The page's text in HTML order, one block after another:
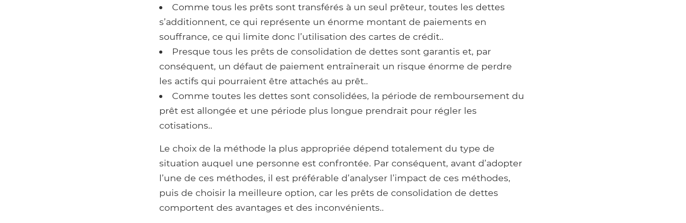
Comme tous les prêts sont transférés à un seul prêteur, toutes les dettes
s’additionnent, ce qui représente un énorme montant de paiements en
souffrance, ce qui limite donc l’utilisation des cartes de crédit..
Presque tous les prêts de consolidation de dettes sont garantis et, par
conséquent, un défaut de paiement entraînerait un risque énorme de perdre
les actifs qui pourraient être attachés au prêt..
Comme toutes les dettes sont consolidées, la période de remboursement du
prêt est allongée et une période plus longue prendrait pour régler les
cotisations..
Le choix de la méthode la plus appropriée dépend totalement du type de
situation auquel une personne est confrontée. Par conséquent, avant d’adopter
l’une de ces méthodes, il est préférable d’analyser l’impact de ces méthodes,
puis de choisir la meilleure option, car les prêts de consolidation de dettes
comportent des avantages et des inconvénients..